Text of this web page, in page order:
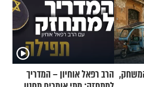
הרב רפאל אוחיון – המדריך